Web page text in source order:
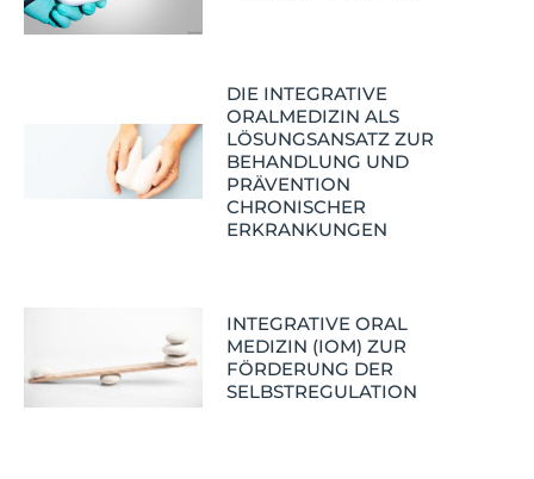
DIE INTEGRATIVE
ORALMEDIZIN ALS
LÖSUNGSANSATZ ZUR
BEHANDLUNG UND
PRÄVENTION
CHRONISCHER
ERKRANKUNGEN
INTEGRATIVE ORAL
MEDIZIN (IOM) ZUR
FÖRDERUNG DER
SELBSTREGULATION